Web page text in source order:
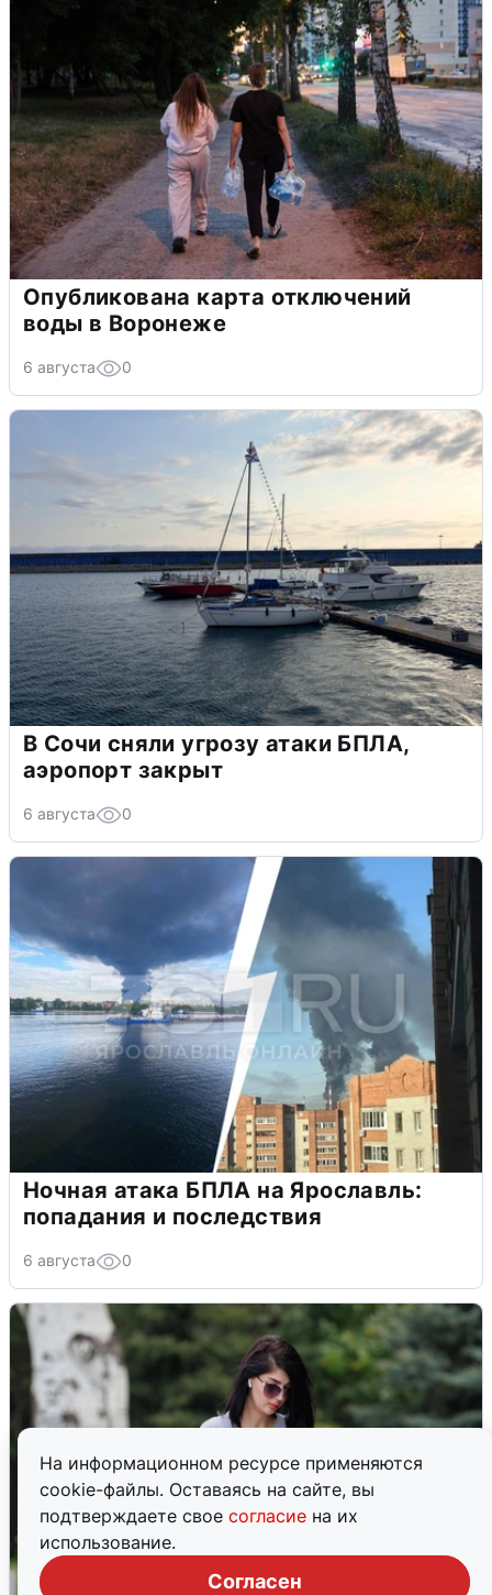
На информационном ресурсе применяются
cookie-файлы. Оставаясь на сайте, вы
подтверждаете свое согласие на их
использование.
Согласен
Опубликована карта отключений
воды в Воронеже
6 августа 0
В Сочи сняли угрозу атаки БПЛА,
аэропорт закрыт
6 августа 0
Ночная атака БПЛА на Ярославль:
попадания и последствия
6 августа 0